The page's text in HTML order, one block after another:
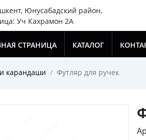
Юнусабадский район,
Уч Кахрамон 2А
СТРАНИЦА КАТАЛОГ
карандаши Футляр для ручек